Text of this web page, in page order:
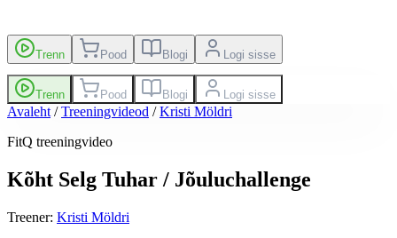
Trenn Pood Blogi Logi sisse
Trenn Pood Blogi Logi sisse
Avaleht /Treeningvideod /Kristi Möldri
FitQ treeningvideo
Kõht Selg Tuhar / Jõuluchallenge
Treener: Kristi Möldri